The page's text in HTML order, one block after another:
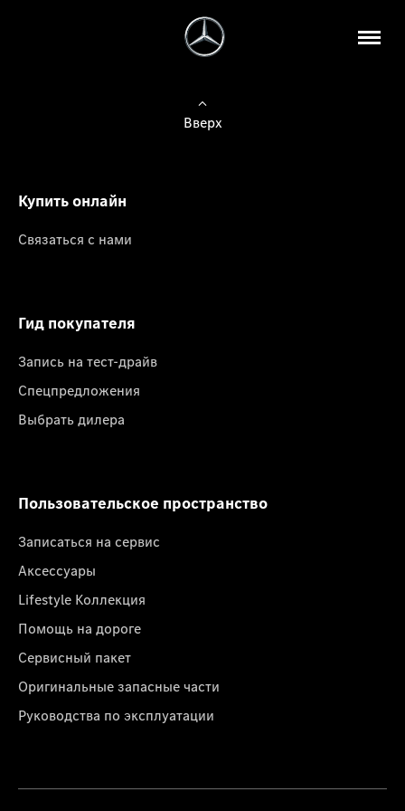
Вверх
Купить онлайн
Связаться с нами
Гид покупателя
Запись на тест-драйв
Спецпредложения
Выбрать дилера
Пользовательское пространство
Записаться на сервис
Аксессуары
Lifestyle Коллекция
Помощь на дороге
Сервисный пакет
Оригинальные запасные части
Руководства по эксплуатации